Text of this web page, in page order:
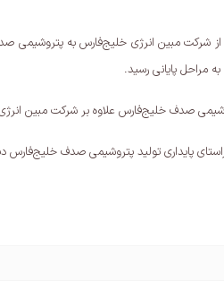
پایانی رسید.
صدف خلیج‌فارس علاوه بر شرکت مبین
پایداری تولید پتروشیمی صدف